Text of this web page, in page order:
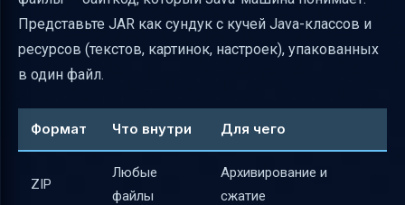
Minecraft
Тестирование после изменений
локализации
Риски безопасности и целостности при
работе с декомпилированным кодом
Подготовительные меры перед
редактированием JAR
Представьте JAR как сундук с кучей Java-классов и
ресурсов (текстов, картинок, настроек), упакованных
в один файл.
Формат Что внутри Для чего
ZIP
Любые
файлы
Архивирование и
сжатие